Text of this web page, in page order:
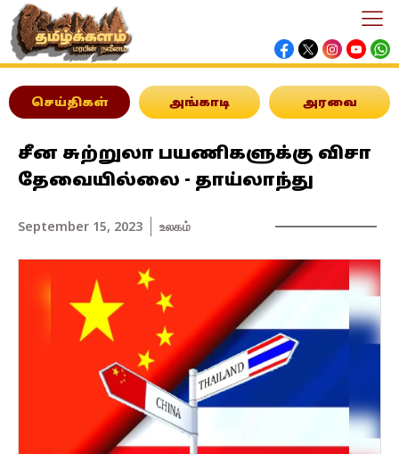
செய்திகள் அங்காடி அரவை
சீன சுற்றுலா பயணிகளுக்கு விசா
தேவையில்லை - தாய்லாந்து
September 15, 2023 உலகம்